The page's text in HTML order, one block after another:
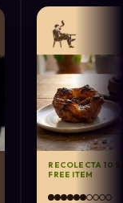
RECOLECTA 10
FREE ITEM